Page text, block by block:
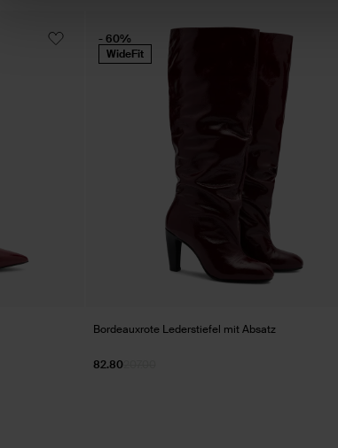
Bordeauxrote Lederstiefel mit Absatz
207.00
82.80
- 60%
WideFit